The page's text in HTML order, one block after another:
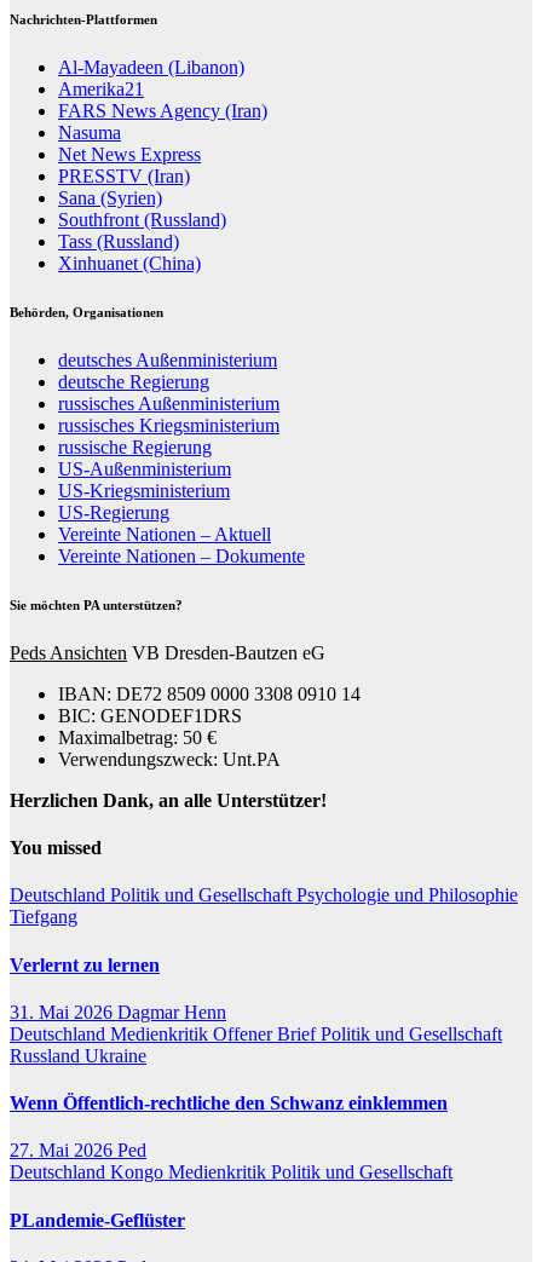
Nachrichten-Plattformen
Al-Mayadeen (Libanon)
Amerika21
FARS News Agency (Iran)
Nasuma
Net News Express
PRESSTV (Iran)
Sana (Syrien)
Southfront (Russland)
Tass (Russland)
Xinhuanet (China)
Behörden, Organisationen
deutsches Außenministerium
deutsche Regierung
russisches Außenministerium
russisches Kriegsministerium
russische Regierung
US-Außenministerium
US-Kriegsministerium
US-Regierung
Vereinte Nationen – Aktuell
Vereinte Nationen – Dokumente
Sie möchten PA unterstützen?
Peds Ansichten VB Dresden-Bautzen eG
IBAN: DE72 8509 0000 3308 0910 14
BIC: GENODEF1DRS
Maximalbetrag: 50 €
Verwendungszweck: Unt.PA
Herzlichen Dank, an alle Unterstützer!
You missed
Deutschland Politik und GesellschaftPsychologie und Philosophie
Tiefgang
Verlernt zu lernen
31. Mai 2026 Dagmar Henn
Deutschland Medienkritik Offener BriefPolitik und Gesellschaft
Russland Ukraine
Wenn Öffentlich-rechtliche den Schwanz einklemmen
27. Mai 2026 Ped
Deutschland Kongo Medienkritik Politik und Gesellschaft
PLandemie-Geflüster